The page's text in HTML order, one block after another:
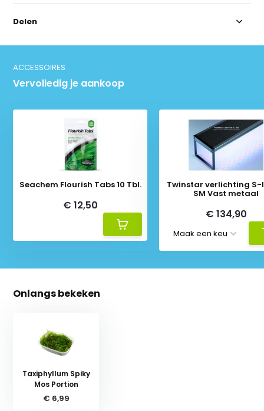
Delen
ACCESSOIRES
Vervolledig je aankoop
Seachem Flourish Tabs 10 Tbl.
€ 12,50
Twinstar verlichting S-
SM Vast metaal
€ 134,90
Onlangs bekeken
Taxiphyllum Spiky
Mos Portion
€ 6,99